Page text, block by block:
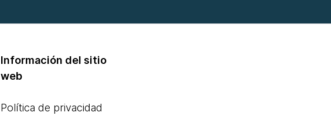
Información del sitio
web
Política de privacidad